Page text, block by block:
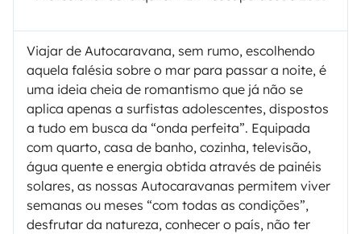
Viajar de Autocaravana, sem rumo, escolhendo
aquela falésia sobre o mar para passar a noite, é
uma ideia cheia de romantismo que já não se
aplica apenas a surfistas adolescentes, dispostos
a tudo em busca da “onda perfeita”. Equipada
com quarto, casa de banho, cozinha, televisão,
água quente e energia obtida através de painéis
solares, as nossas Autocaravanas permitem viver
semanas ou meses “com todas as condições”,
desfrutar da natureza, conhecer o país, não ter